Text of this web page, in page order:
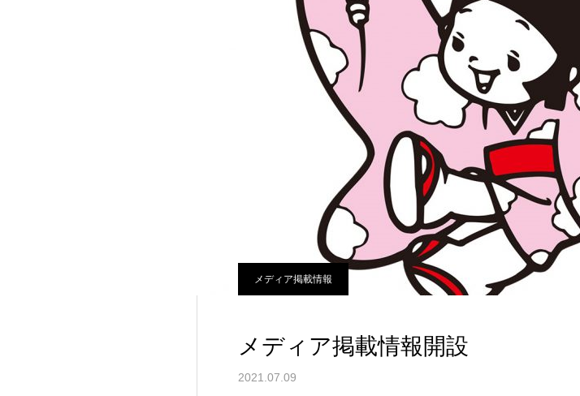
メディア掲載情報
メディア掲載情報開設
2021.07.09